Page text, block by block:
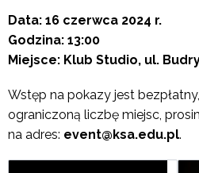
Data: 16 czerwca 2024 r.
Godzina: 13:00
Miejsce: Klub Studio, ul.
Wstęp na pokazy jest
ograniczoną liczbę miejsc,
na adres: event@ksa.edu.pl.